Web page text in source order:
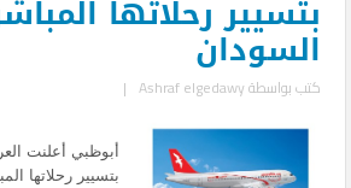
بتسيير رحلاتها
السودان
كتب بواسطةAshraf elgedawy
|
المسلة
أبوظبي أعلنت
بتسيير رحلاتها